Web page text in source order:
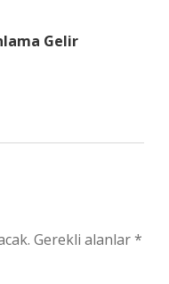
Gelir
Gerekli alanlar*